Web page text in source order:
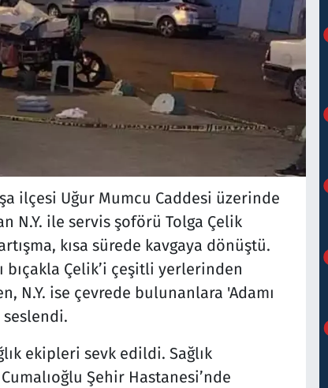
ilçesi Uğur Mumcu Caddesi üzerinde
N.Y. ile servis şoförü Tolga Çelik
kısa sürede kavgaya dönüştü.
bıçakla Çelik’i çeşitli yerlerinden
N.Y. ise çevrede bulunanlara 'Adamı
seslendi.
ekipleri sevk edildi. Sağlık
Şehir Hastanesi’nde